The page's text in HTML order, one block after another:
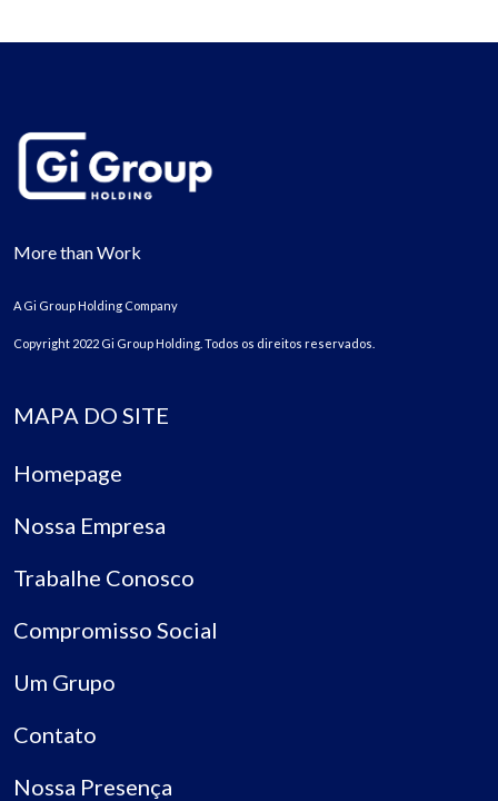
More than Work
A Gi Group Holding Company
Copyright 2022 Gi Group Holding. Todos os direitos reservados.
MAPA DO SITE
Homepage
Nossa Empresa
Trabalhe Conosco
Compromisso Social
Um Grupo
Contato
Nossa Presença